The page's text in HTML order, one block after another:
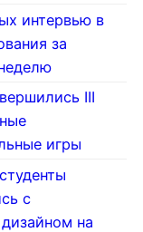
интервью в
за
III
игры
с
на